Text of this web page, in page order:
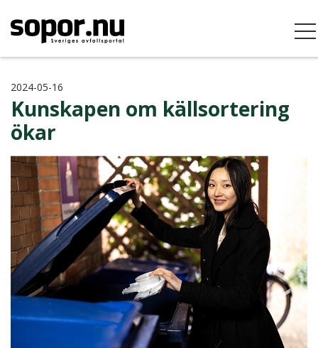
2024-05-16
Kunskapen om källsortering
ökar